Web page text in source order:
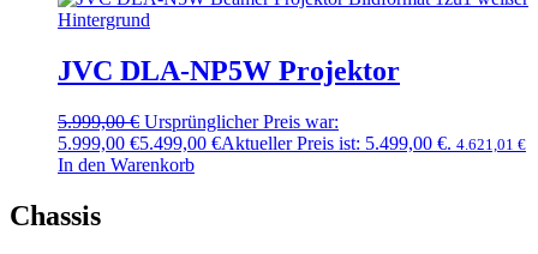
JVC DLA-NP5W Projektor
5.999,00€ Ursprünglicher Preis war:
5.999,00 €5.499,00 €Aktueller Preis ist: 5.499,00 €. 4.621,01 €
In den Warenkorb
Chassis